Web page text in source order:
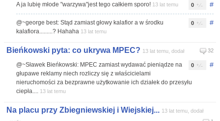
#
0
A ja lubię młode "warzywa"jest tego całkiem sporo! 13 lat temu
#
0
@~george best: Stąd zamiast głowy kalafior a w środku
kalafiora.........? Hahaha 13 lat temu
Bieńkowski pyta: co ukrywa MPEC? 13 lat temu, dodał 32
#
0
@~Sławek Bieńkowski: MPEC zamiast wydawać pieniądze na
głupawe reklamy niech rozliczy się z właścicielami
nieruchomości za bezprawne użytkowanie ich działek do przesyłu
ciepła.... 13 lat temu
Na placu przy Zbiegniewskiej i Wiejskiej... 13 lat temu, dodał